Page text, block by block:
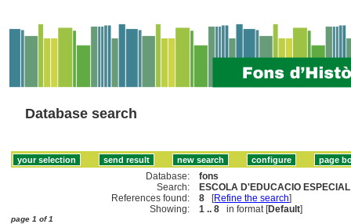
Database search
Database:
fons
Search:
ESCOLA D'EDUCACIO
References found:
8 [Refine the search]
Showing:
1 .. 8 in format [Default]
page 1 of 1